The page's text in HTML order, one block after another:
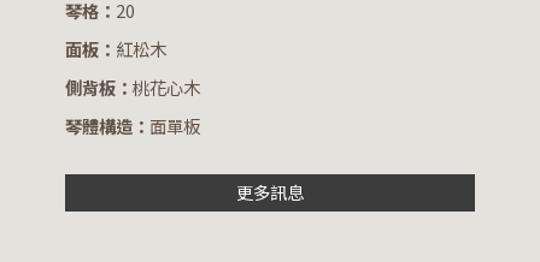
琴格： 20
面板： 紅松木
側背板：桃花心木
琴體構造： 面單板
更多訊息